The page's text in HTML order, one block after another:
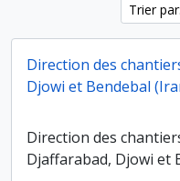
Trier
Direction des
Djowi et Bendebal
Direction des
Djaffarabad, Djowi et